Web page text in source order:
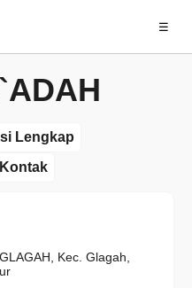
☰
Lengkap
Kontak
Kec. Glagah,